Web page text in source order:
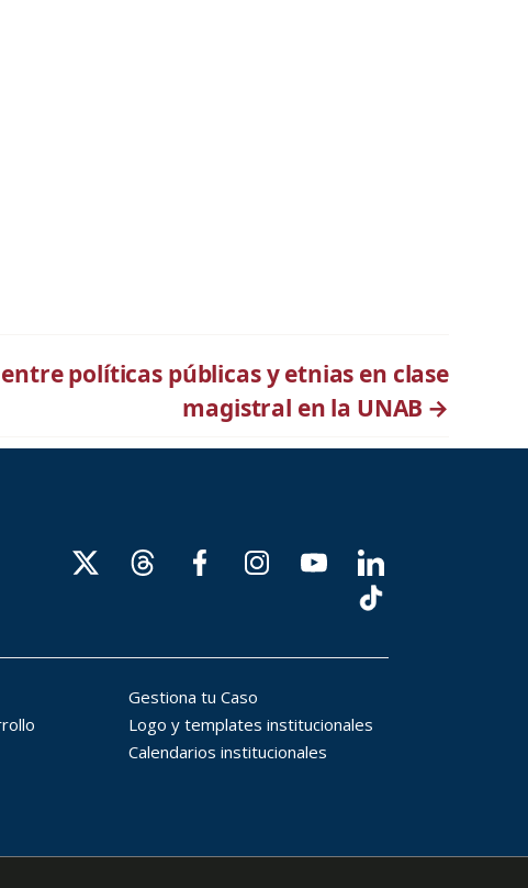
políticas públicas y etnias en clase
magistral en la UNAB →